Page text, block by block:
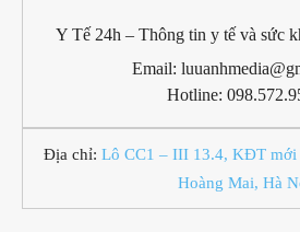
Y Tế 24h – Thông tin y tế và sức
Email:
Hotline:
Địa chỉ: Lô CC1 – III 13.4, KĐT mới
Hoàng Mai, Hà